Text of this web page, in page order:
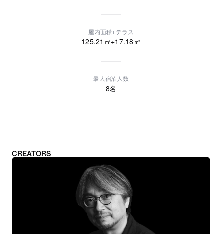
屋内面積+テラス
125.21 ㎡+17.18 ㎡
最大宿泊人数
8名
CREATORS